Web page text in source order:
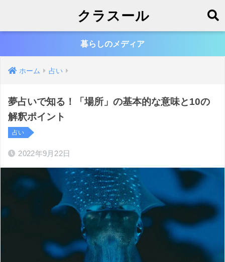
クラスール
暮らしのメディア
ホーム 占い
夢占いで知る！「場所」の基本的な意味と10の
解釈ポイント
占い
2022年9月22日